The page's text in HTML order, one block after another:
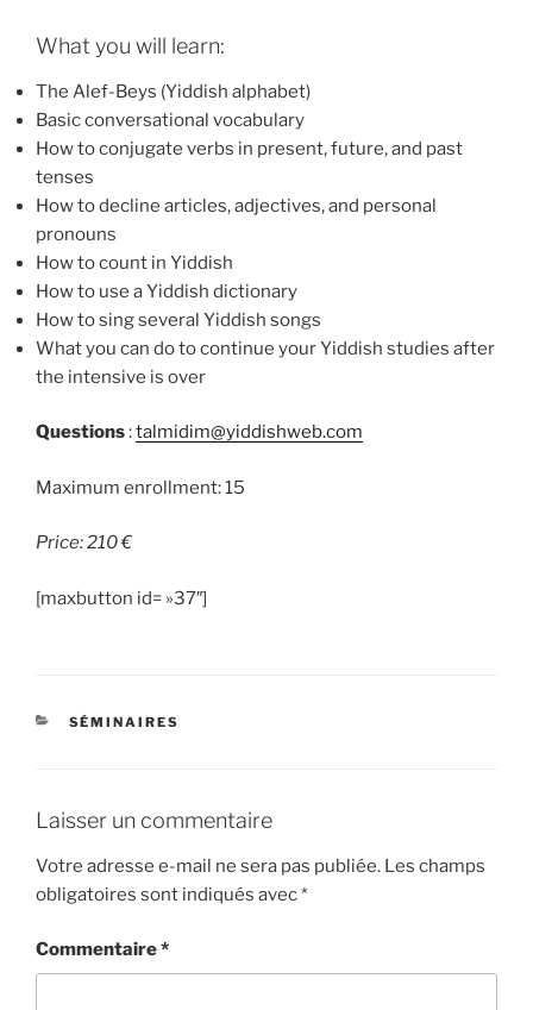
What you will learn:
The Alef-Beys (Yiddish alphabet)
Basic conversational vocabulary
How to conjugate verbs in present, future, and past
tenses
How to decline articles, adjectives, and personal
pronouns
How to count in Yiddish
How to use a Yiddish dictionary
How to sing several Yiddish songs
What you can do to continue your Yiddish studies after
the intensive is over
Questions:talmidim@yiddishweb.com
Maximum enrollment: 15
Price: 210 €
[maxbutton id= »37″]
CATÉGORIES
SÉMINAIRES
Laisser un commentaire
Votre adresse e-mail ne sera pas publiée. Les champs
obligatoires sont indiqués avec*
Commentaire*